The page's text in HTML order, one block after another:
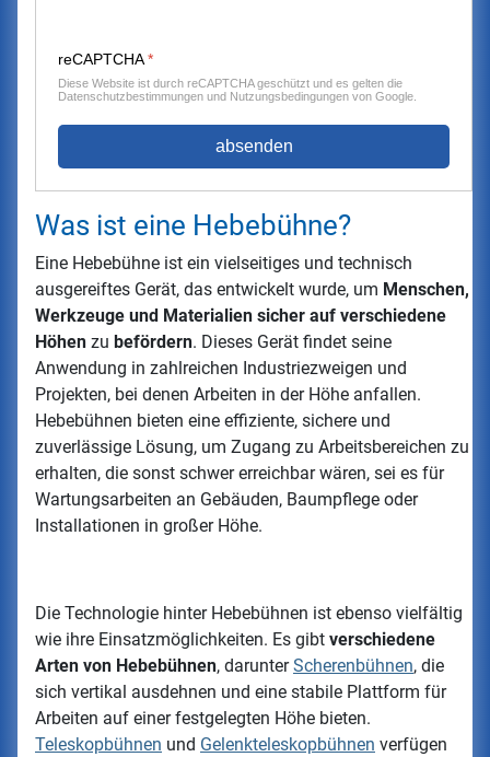
reCAPTCHA*
Diese Website ist durch reCAPTCHA geschützt und es gelten die
Datenschutzbestimmungen und Nutzungsbedingungen von Google.
absenden
Was ist eine Hebebühne?
Eine Hebebühne ist ein vielseitiges und technisch
ausgereiftes Gerät, das entwickelt wurde, um Menschen,
Werkzeuge und Materialien sicher auf verschiedene
Höhen zu befördern. Dieses Gerät findet seine
Anwendung in zahlreichen Industriezweigen und
Projekten, bei denen Arbeiten in der Höhe anfallen.
Hebebühnen bieten eine effiziente, sichere und
zuverlässige Lösung, um Zugang zu Arbeitsbereichen zu
erhalten, die sonst schwer erreichbar wären, sei es für
Wartungsarbeiten an Gebäuden, Baumpflege oder
Installationen in großer Höhe.
Die Technologie hinter Hebebühnen ist ebenso vielfältig
wie ihre Einsatzmöglichkeiten. Es gibt verschiedene
Arten von Hebebühnen, darunterScherenbühnen, die
sich vertikal ausdehnen und eine stabile Plattform für
Arbeiten auf einer festgelegten Höhe bieten.
Teleskopbühnen und Gelenkteleskopbühnen verfügen